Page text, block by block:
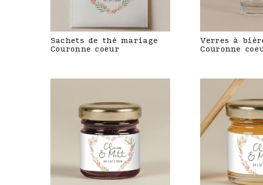
Sachets de thé mariage
Couronne coeur
Verres à
Couronne